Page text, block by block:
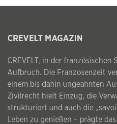
CREVELT MAGAZIN
CREVELT, in der französischen
Aufbruch. Die Franzosenzeit
einem bis dahin ungeahnten
Zivilrecht hielt Einzug, die
strukturiert und auch die
Leben zu genießen – prägte